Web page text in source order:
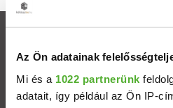
Az Ön adatainak
Mi és a 1022 partnerünk
adatait, így például az Ön IP-
Eladó házak